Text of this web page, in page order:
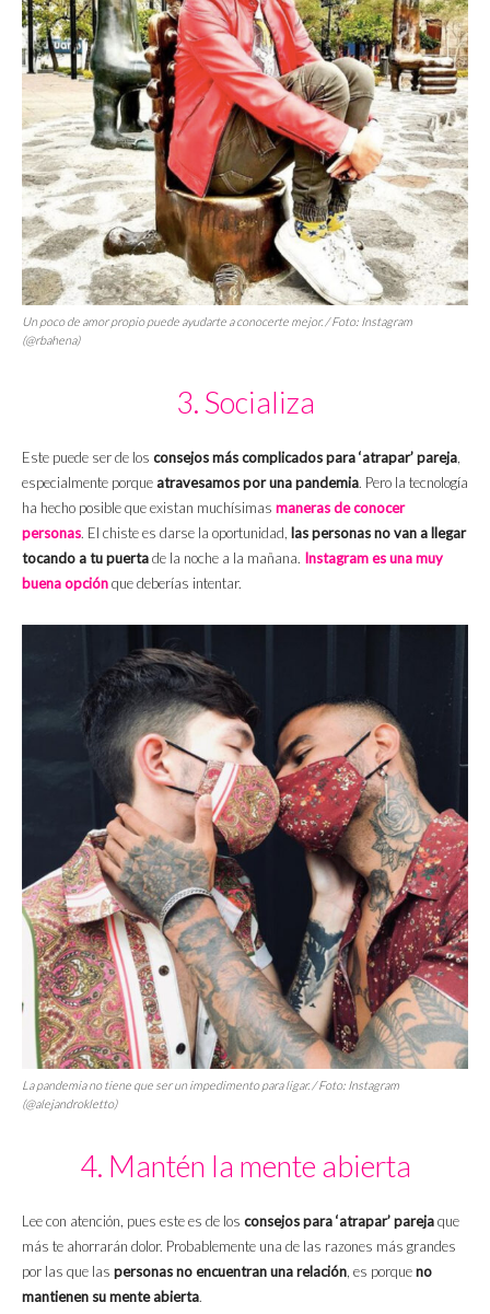
Un poco de amor propio puede ayudarte a conocerte mejor. / Foto: Instagram
(@rbahena)
3. Socializa
Este puede ser de los consejos más complicados para ‘atrapar’ pareja
especialmente porque atravesamos por una pandemia. Pero la tecnología
ha hecho posible que existan muchísimas maneras de conocer
personas. El chiste es darse la oportunidad, las personas no van a llegar
tocando a tu puertade la noche a la mañana. Instagram es una muy
buena opciónque deberías intentar.
La pandemia no tiene que ser un impedimento para ligar. / Foto: Instagram
(@alejandrokletto)
4. Mantén la mente abierta
Lee con atención, pues este es de los consejos para ‘atrapar’ parejaque
más te ahorrarán dolor. Probablemente una de las razones más grandes
por las que las personas no encuentran una relación , es porqueno
mantienen su mente abierta.